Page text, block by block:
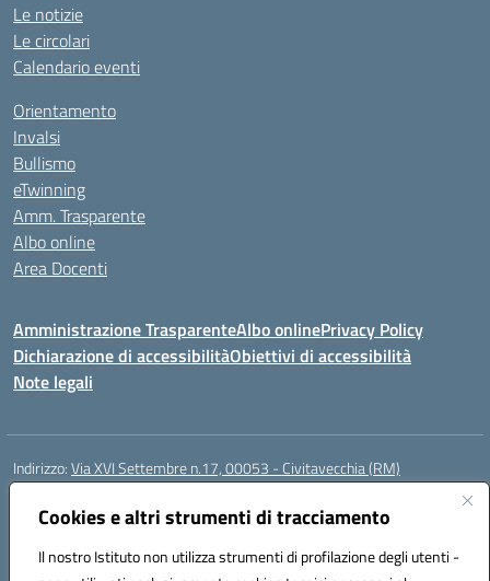
Cookies e altri strumenti di tracciamento
Il nostro Istituto non utilizza strumenti di profilazione degli utenti -
Le notizie
Le circolari
Calendario eventi
Orientamento
Invalsi
Bullismo
eTwinning
Amm. Trasparente
Albo online
Area Docenti
Amministrazione TrasparenteAlbo onlinePrivacy Policy
Dichiarazione di accessibilitàObiettivi di accessibilità
Note legali
Indirizzo:Via XVI Settembre n.17, 00053 - Civitavecchia (RM)
Centralino:
Posta elettronica certificata (PEC):rmic8gq00r@pec.istruzione.it
Codice fiscale: 91064900581